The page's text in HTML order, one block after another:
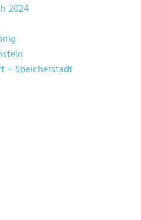
2024
+ Speicherstadt